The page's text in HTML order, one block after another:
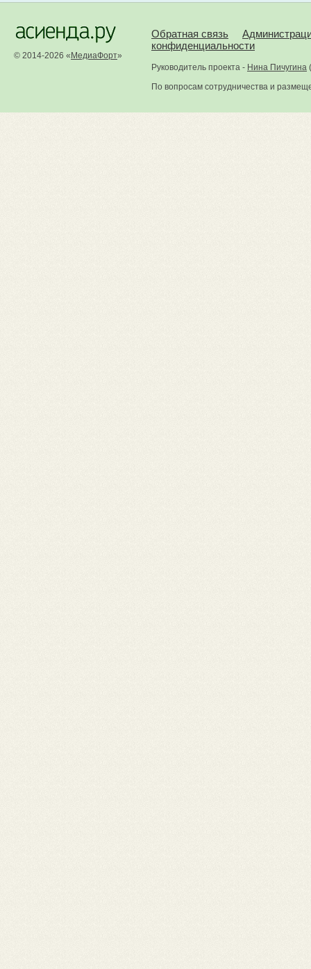
© 2014-2026 « МедиаФорт»
Обратная связь
конфиденциальности
Руководитель проекта - Нина Пичугина (
По вопросам сотрудничества и